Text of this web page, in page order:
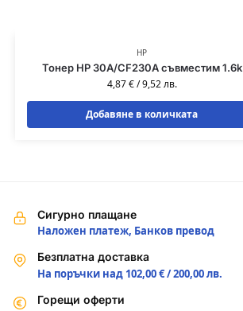
HP
Тонер HP 30A/CF230A съвместим 1.6k
4,87€/9,52лв.
Добавяне в количката
Сигурно плащане
Наложен платеж, Банков превод
Безплатна доставка
На поръчки над 102,00 € / 200,00 лв.
Горещи оферти